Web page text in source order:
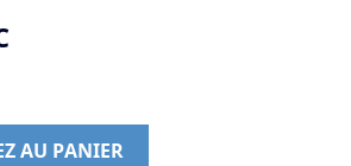
AU PANIER